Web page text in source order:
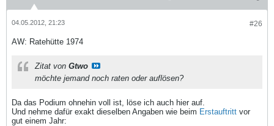
#26
04.05.2012, 21:23
AW: Ratehütte 1974
Zitat von Gtwo
möchte jemand noch raten oder auflösen?
Da das Podium ohnehin voll ist, löse ich auch hier auf.
Und nehme dafür exakt dieselben Angaben wie beim Erstauftritt vor
gut einem Jahr: